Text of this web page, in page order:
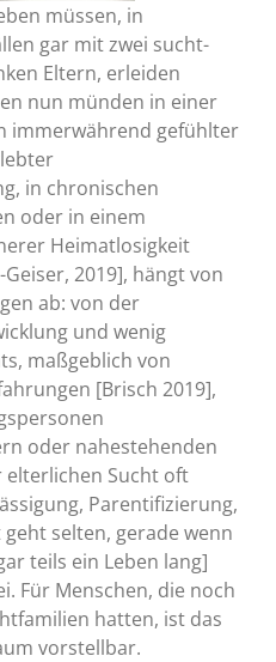
müssen, in
gar mit zwei sucht-
Eltern, erleiden
nun münden in einer
immerwährend gefühlter
in chronischen
oder in einem
Heimatlosigkeit
2019], hängt von
ab: von der
und wenig
maßgeblich von
[Brisch 2019],
oder nahestehenden
Sucht oft
Parentifizierung,
selten, gerade wenn
teils ein Leben lang]
Für Menschen, die noch
hatten, ist das
vorstellbar.